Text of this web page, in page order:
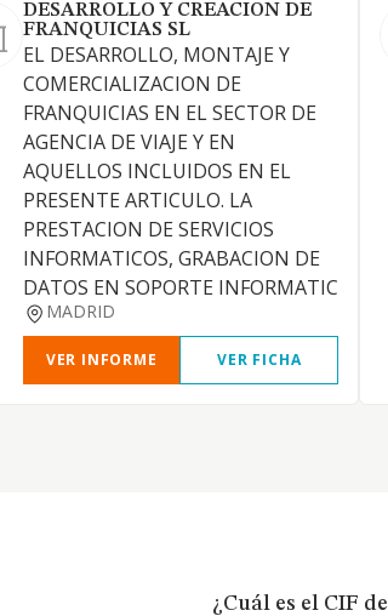
DESARROLLO Y CREACION DE
FRANQUICIAS SL
EL DESARROLLO, MONTAJE Y
COMERCIALIZACION DE
FRANQUICIAS EN EL SECTOR DE
AGENCIA DE VIAJE Y EN
AQUELLOS INCLUIDOS EN EL
PRESENTE ARTICULO. LA
PRESTACION DE SERVICIOS
INFORMATICOS, GRABACION DE
DATOS EN SOPORTE INFORMATIC
MADRID
VER INFORME VER FICHA
¿Cuál es el CIF